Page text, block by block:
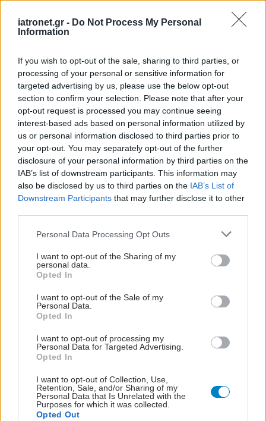
iatronet.gr - Do Not Process My Personal
Information
If you wish to opt-out of the sale, sharing to third parties, or
processing of your personal or sensitive information for
targeted advertising by us, please use the below opt-out
section to confirm your selection. Please note that after your
opt-out request is processed you may continue seeing
interest-based ads based on personal information utilized by
us or personal information disclosed to third parties prior to
your opt-out. You may separately opt-out of the further
disclosure of your personal information by third parties on the
IAB’s list of downstream participants. This information may
also be disclosed by us to third parties on the IAB’s List of
Downstream Participants that may further disclose it to other
Please note that this website/app uses one or more Google
not limited to your visit or usage behaviour. You may click to
grant or deny consent to Google and its third-party tags to
use your data for below specified purposes in below Google
consent section.
Personal Data Processing Opt Outs
I want to opt-out of the Sharing of my
personal data.
Opted In
I want to opt-out of the Sale of my
Personal Data.
Opted In
I want to opt-out of processing my
Personal Data for Targeted Advertising.
Opted In
I want to opt-out of Collection, Use,
Retention, Sale, and/or Sharing of my
Personal Data that Is Unrelated with the
Purposes for which it was collected.
Opted Out